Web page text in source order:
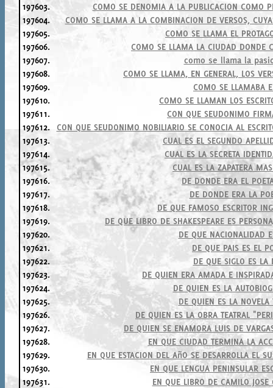
197603.
COMO SE DENOMIA A LA PUBLICACION COMO
197604.
COMO SE LLAMA A LA COMBINACION DE VERSOS,
197605.
COMO SE LLAMA EL
197606.
COMO SE LLAMA LA CIUDAD DONDE
197607.
como se llama la
197608.
COMO SE LLAMA, EN GENERAL, LOS
197609.
COMO SE LLAMABA
197610.
COMO SE LLAMAN LOS
197611.
CON QUE SEUDONIMO
197612.
CON QUE SEUDONIMO NOBILIARIO SE CONOCIA AL
197613.
CUAL ES EL SEGUNDO
197614.
CUAL ES LA SECRETA
197615.
CUAL ES LA ZAPATERA
197616.
DE DONDE ERA EL
197617.
DE DONDE ERA LA
197618.
DE QUE FAMOSO ESCRITOR
197619.
DE QUE LIBRO DE SHAKESPEARE ES
197620.
DE QUE NACIONALIDAD
197621.
DE QUE PAIS ES EL
197622.
DE QUE SIGLO ES LA
197623.
DE QUIEN ERA AMADA E
197624.
DE QUIEN ES LA
197625.
DE QUIEN ES LA
197626.
DE QUIEN ES LA OBRA TEATRAL
197627.
DE QUIEN SE ENAMORA LUIS DE
197628.
EN QUE CIUDAD TERMINA LA
197629.
EN QUE ESTACION DEL AñO SE DESARROLLA EL
197630.
EN QUE LENGUA PENINSULAR
197631.
EN QUE LIBRO DE CAMILO JOSE